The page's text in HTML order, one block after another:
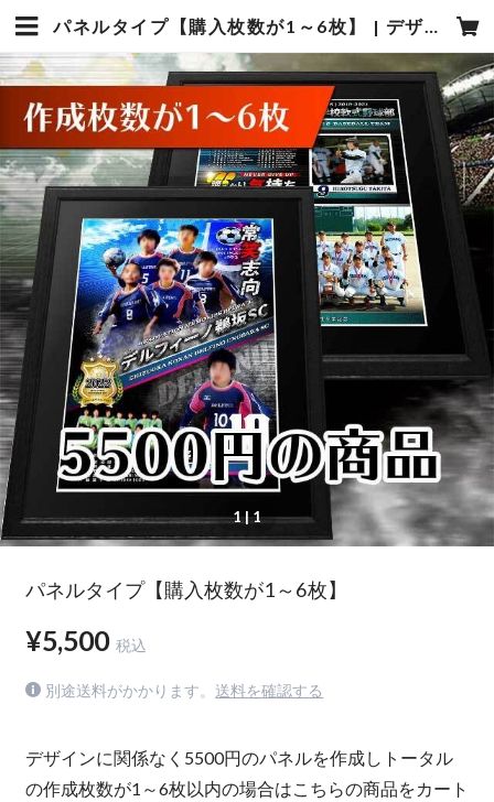
パネルタイプ【購入枚数が1～6枚】 | デザインスポーツフォトタカギ
1| 1
パネルタイプ【購入枚数が1～6枚】
¥5,500 税込
別途送料がかかります。 送料を確認する
デザインに関係なく5500円のパネルを作成しトータル
の作成枚数が1～6枚以内の場合はこちらの商品をカート